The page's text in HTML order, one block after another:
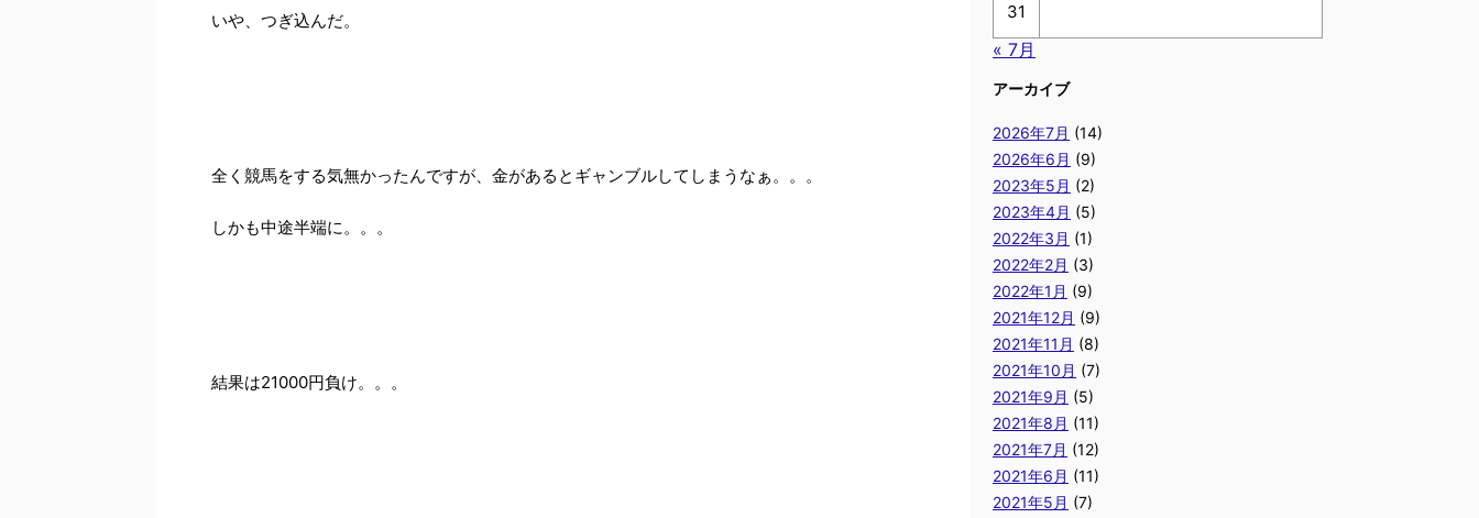
いや、つぎ込んだ。
全く競馬をする気無かったんですが、金があるとギャンブルしてしまうなぁ。。。
しかも中途半端に。。。
結果は21000円負け。。。
31
« 7月
アーカイブ
2026年7月 (14)
2026年6月 (9)
2023年5月 (2)
2023年4月 (5)
2022年3月 (1)
2022年2月 (3)
2022年1月 (9)
2021年12月 (9)
2021年11月 (8)
2021年10月 (7)
2021年9月 (5)
2021年8月 (11)
2021年7月 (12)
2021年6月 (11)
2021年5月 (7)